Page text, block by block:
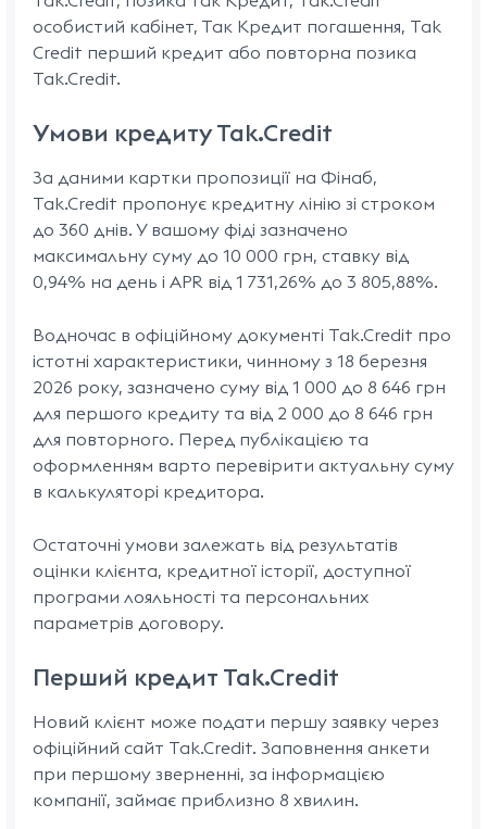
особистий кабінет, Так Кредит погашення, Tak
Credit перший кредит або повторна позика
Tak.Credit.
Умови кредиту Tak.Credit
За даними картки пропозиції на Фінаб,
Tak.Credit пропонує кредитну лінію зі строком
до 360 днів. У вашому фіді зазначено
максимальну суму до 10 000 грн, ставку від
0,94% на день і APR від 1 731,26% до 3 805,88%.
Водночас в офіційному документі Tak.Credit про
істотні характеристики, чинному з 18 березня
2026 року, зазначено суму від 1 000 до 8 646 грн
для першого кредиту та від 2 000 до 8 646 грн
для повторного. Перед публікацією та
оформленням варто перевірити актуальну суму
в калькуляторі кредитора.
Остаточні умови залежать від результатів
оцінки клієнта, кредитної історії, доступної
програми лояльності та персональних
параметрів договору.
Перший кредит Tak.Credit
Новий клієнт може подати першу заявку через
офіційний сайт Tak.Credit. Заповнення анкети
при першому зверненні, за інформацією
компанії, займає приблизно 8 хвилин.